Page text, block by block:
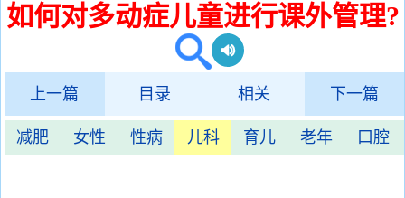
如何对多动症儿童进行课外管理?
上一篇 目录 相关 下一篇
减肥 女性 性病 儿科 育儿 老年 口腔